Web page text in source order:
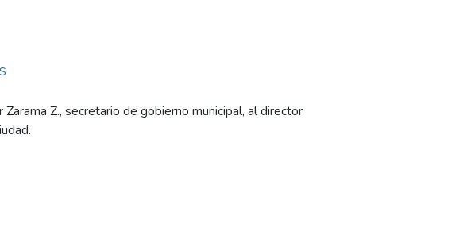
Z., secretario de gobierno municipal, al director